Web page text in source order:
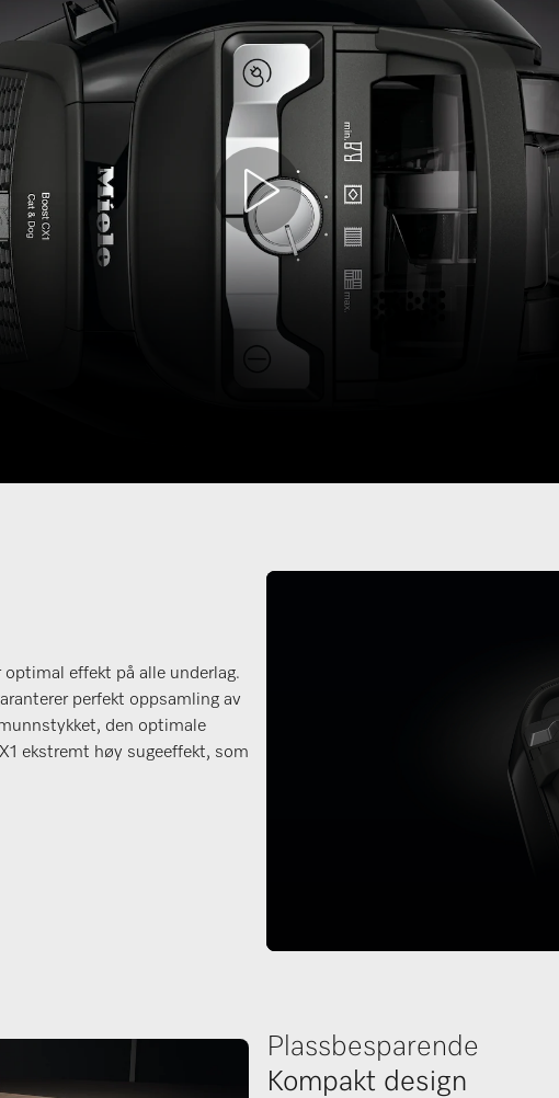
effekt på alle underlag.
perfekt oppsamling av
den optimale
ekstremt høy sugeeffekt, som
Plassbesparende
Kompakt design